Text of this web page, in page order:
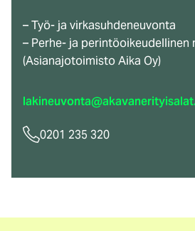
– Työ- ja virkasuhdeneuvonta
– Perhe- ja perintöoikeudellinen
(Asianajotoimisto Aika Oy)
0201 235 320